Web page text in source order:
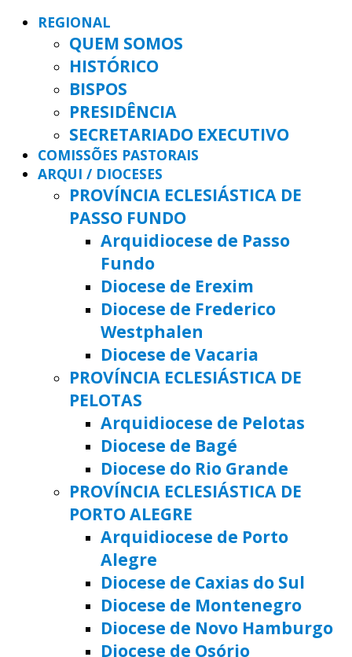
REGIONAL
QUEM SOMOS
HISTÓRICO
BISPOS
PRESIDÊNCIA
SECRETARIADO EXECUTIVO
COMISSÕES PASTORAIS
ARQUI / DIOCESES
PROVÍNCIA ECLESIÁSTICA DE
PASSO FUNDO
Arquidiocese de Passo
Fundo
Diocese de Erexim
Diocese de Frederico
Westphalen
Diocese de Vacaria
PROVÍNCIA ECLESIÁSTICA DE
PELOTAS
Arquidiocese de Pelotas
Diocese de Bagé
Diocese do Rio Grande
PROVÍNCIA ECLESIÁSTICA DE
PORTO ALEGRE
Arquidiocese de Porto
Alegre
Diocese de Caxias do Sul
Diocese de Montenegro
Diocese de Novo Hamburgo
Diocese de Osório